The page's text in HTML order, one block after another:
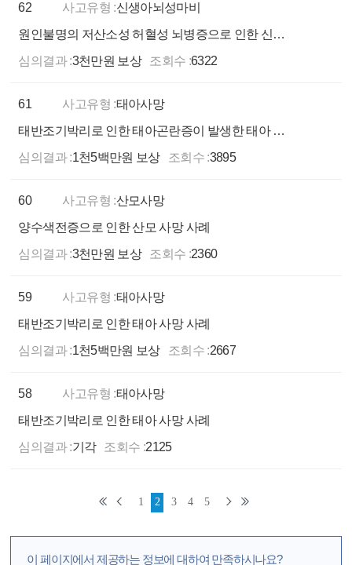
62 사고유형 :신생아뇌성마비
원인불명의 저산소성 허혈성 뇌병증으로 인한 신생아 뇌성마비 사례
심의결과 :3천만원 보상 조회수 :6322
61 사고유형 :태아사망
태반조기박리로 인한 태아곤란증이 발생한 태아 사망 사례
심의결과 :1천5백만원 보상 조회수 :3895
60 사고유형 :산모사망
양수색전증으로 인한 산모 사망 사례
심의결과 :3천만원 보상 조회수 :2360
59 사고유형 :태아사망
태반조기박리로 인한 태아 사망 사례
심의결과 :1천5백만원 보상 조회수 :2667
58 사고유형 :태아사망
태반조기박리로 인한 태아 사망 사례
심의결과 :기각 조회수 :2125
1 2 3 4 5
이 페이지에서 제공하는 정보에 대하여 만족하시나요?